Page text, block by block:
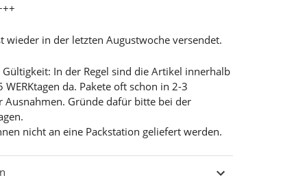
wieder in der letzten Augustwoche versendet.
In der Regel sind die Artikel innerhalb
da. Pakete oft schon in 2-3
Ausnahmen. Gründe dafür bitte bei der
nicht an eine Packstation geliefert werden.